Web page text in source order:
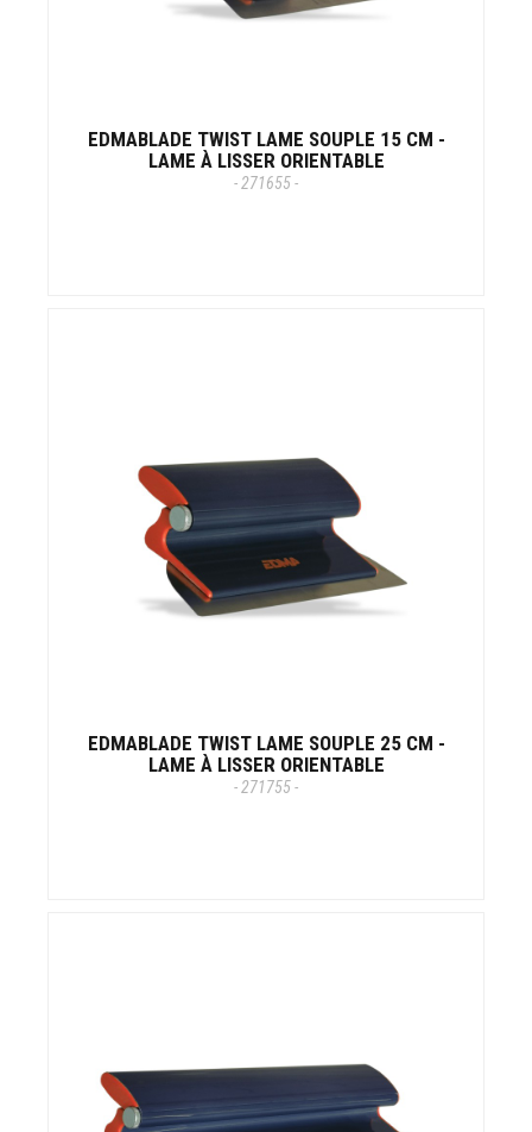
EDMABLADE TWIST LAME SOUPLE 15 CM -
LAME À LISSER ORIENTABLE
- 271655 -
EDMABLADE TWIST LAME SOUPLE 25 CM -
LAME À LISSER ORIENTABLE
- 271755 -